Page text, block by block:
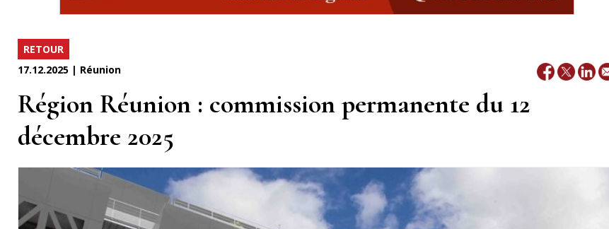
RETOUR
17.12.2025 | Réunion
Région Réunion : commission permanente du 12
décembre 2025